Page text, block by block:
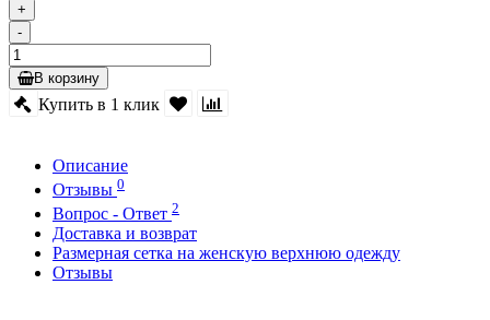
+
-
В корзину
Купить в 1 клик
Описание
Отзывы 0
Вопрос - Ответ 2
Доставка и возврат
Размерная сетка на женскую верхнюю одежду
Отзывы